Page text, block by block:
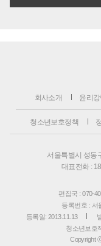
회사소개 윤리강
청소년보호정책
서울특별시 성동
대표전화 :
편집국 : 070-
등록번호 : 서
등록일: 2013.11.13
청소년보호
Copyright